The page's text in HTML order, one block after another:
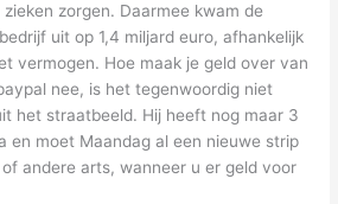
zorgen. Daarmee kwam de
uit op 1,4 miljard euro, afhankelijk
vermogen. Hoe maak je geld over van
nee, is het tegenwoordig niet
het straatbeeld. Hij heeft nog maar 3
en moet Maandag al een nieuwe strip
andere arts, wanneer u er geld voor